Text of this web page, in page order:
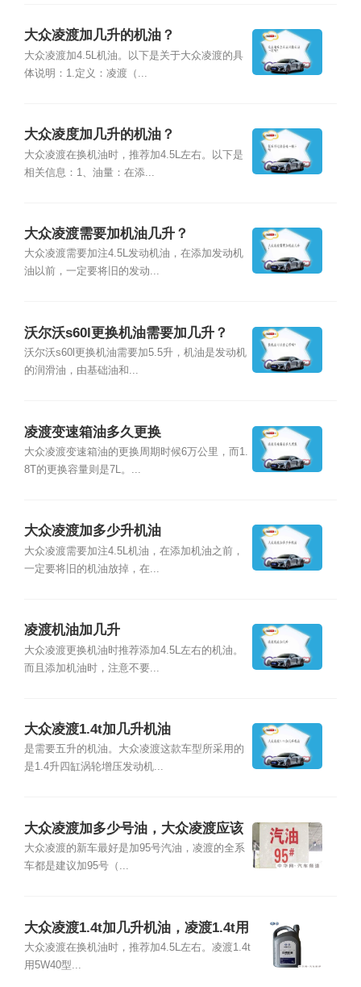
大众凌渡加几升的机油？
大众凌渡加4.5L机油。以下是关于大众凌渡的具
体说明：1.定义：凌渡（...
大众凌度加几升的机油？
大众凌渡在换机油时，推荐加4.5L左右。以下是
相关信息：1、油量：在添...
大众凌渡需要加机油几升？
大众凌渡需要加注4.5L发动机油，在添加发动机
油以前，一定要将旧的发动...
沃尔沃s60l更换机油需要加几升？
沃尔沃s60l更换机油需要加5.5升，机油是发动机
的润滑油，由基础油和...
凌渡变速箱油多久更换
大众凌渡变速箱油的更换周期时候6万公里，而1.
8T的更换容量则是7L。...
大众凌渡加多少升机油
大众凌渡需要加注4.5L机油，在添加机油之前，
一定要将旧的机油放掉，在...
凌渡机油加几升
大众凌渡更换机油时推荐添加4.5L左右的机油。
而且添加机油时，注意不要...
大众凌渡1.4t加几升机油
是需要五升的机油。大众凌渡这款车型所采用的
是1.4升四缸涡轮增压发动机...
大众凌渡加多少号油，大众凌渡应该
加几号油
大众凌渡的新车最好是加95号汽油，凌渡的全系
车都是建议加95号（...
大众凌渡1.4t加几升机油，凌渡1.4t用
什么机油好
大众凌渡在换机油时，推荐加4.5L左右。凌渡1.4t
用5W40型...